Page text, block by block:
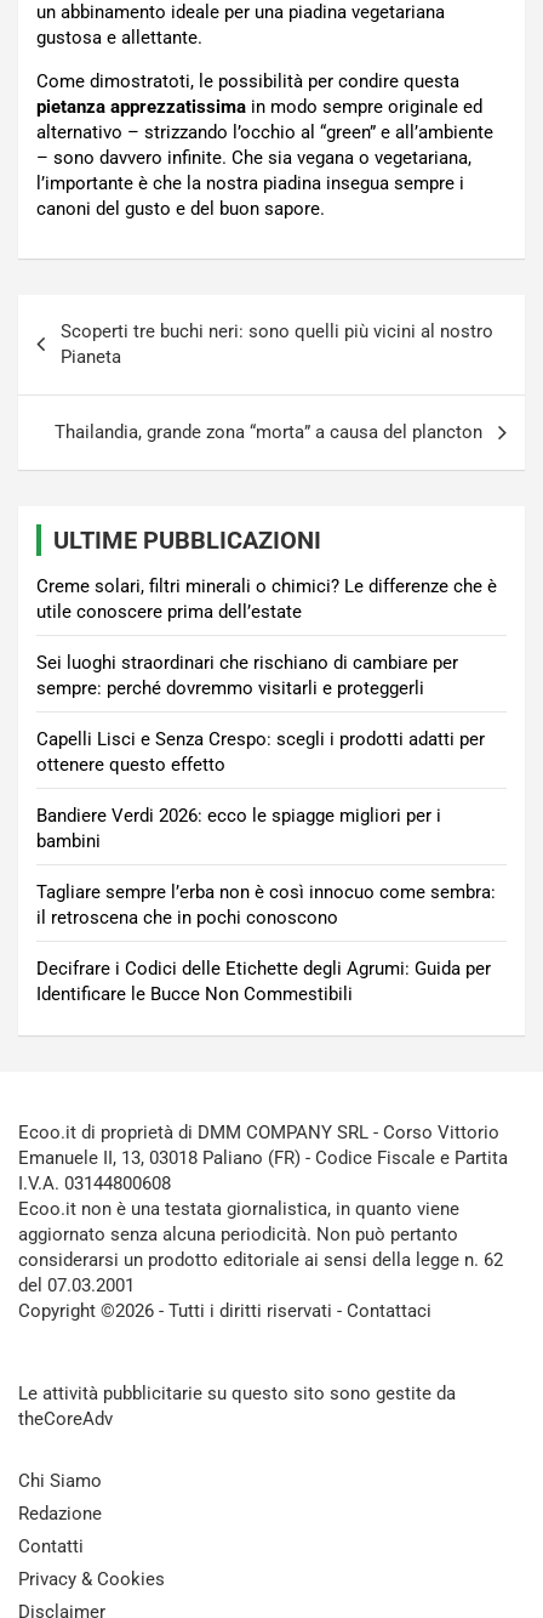
un abbinamento ideale per una piadina vegetariana
gustosa e allettante.
Come dimostratoti, le possibilità per condire questa
pietanza apprezzatissima in modo sempre originale ed
alternativo – strizzando l’occhio al “green” e all’ambiente
– sono davvero infinite. Che sia vegana o vegetariana,
l’importante è che la nostra piadina insegua sempre i
canoni del gusto e del buon sapore.
articoli
Scoperti tre buchi neri: sono quelli più vicini al nostro
Pianeta
Thailandia, grande zona “morta” a causa del plancton
ULTIME PUBBLICAZIONI
Creme solari, filtri minerali o chimici? Le differenze che è
utile conoscere prima dell’estate
Sei luoghi straordinari che rischiano di cambiare per
sempre: perché dovremmo visitarli e proteggerli
Capelli Lisci e Senza Crespo: scegli i prodotti adatti per
ottenere questo effetto
Bandiere Verdi 2026: ecco le spiagge migliori per i
bambini
Tagliare sempre l’erba non è così innocuo come sembra:
il retroscena che in pochi conoscono
Decifrare i Codici delle Etichette degli Agrumi: Guida per
Identificare le Bucce Non Commestibili
Ecoo.it di proprietà di DMM COMPANY SRL - Corso Vittorio
Emanuele II, 13, 03018 Paliano (FR) - Codice Fiscale e Partita
I.V.A. 03144800608
Ecoo.it non è una testata giornalistica, in quanto viene
aggiornato senza alcuna periodicità. Non può pertanto
considerarsi un prodotto editoriale ai sensi della legge n. 62
del 07.03.2001
Copyright ©2026 - Tutti i diritti riservati - Contattaci
Le attività pubblicitarie su questo sito sono gestite da
theCoreAdv
Chi Siamo
Redazione
Contatti
Privacy & Cookies
Disclaimer